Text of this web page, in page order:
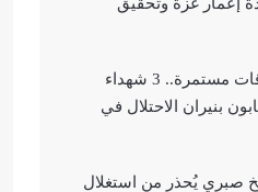
خروقات مستمرة.. 3 شهداء
بنيران الاحتلال في
صبري يُحذر من استغلال